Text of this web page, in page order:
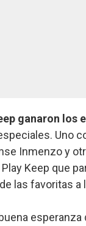
ganaron los
Uno
Inmenzo y
Keep que
las favoritas a
esperanza